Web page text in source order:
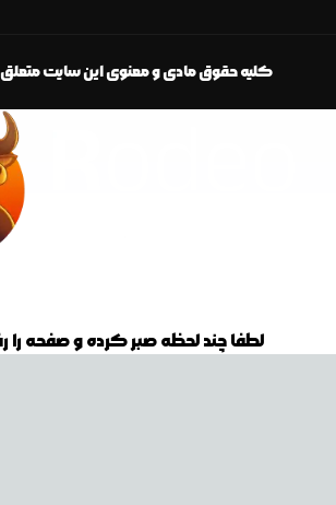
کلیه حقوق مادی و معنوی این سایت
لطفا چند لحظه صبر کرده و صفحه را